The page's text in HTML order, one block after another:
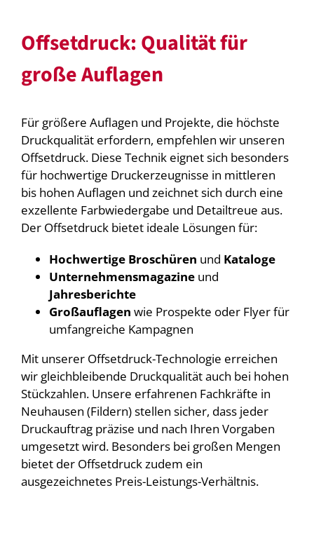
Offsetdruck: Qualität für
große Auflagen
Für größere Auflagen und Projekte, die höchste
Druckqualität erfordern, empfehlen wir unseren
Offsetdruck. Diese Technik eignet sich besonders
für hochwertige Druckerzeugnisse in mittleren
bis hohen Auflagen und zeichnet sich durch eine
exzellente Farbwiedergabe und Detailtreue aus.
Der Offsetdruck bietet ideale Lösungen für:
Hochwertige Broschüren und Kataloge
Unternehmensmagazineund
Jahresberichte
Großauflagen wie Prospekte oder Flyer für
umfangreiche Kampagnen
Mit unserer Offsetdruck-Technologie erreichen
wir gleichbleibende Druckqualität auch bei hohen
Stückzahlen. Unsere erfahrenen Fachkräfte in
Neuhausen (Fildern) stellen sicher, dass jeder
Druckauftrag präzise und nach Ihren Vorgaben
umgesetzt wird. Besonders bei großen Mengen
bietet der Offsetdruck zudem ein
ausgezeichnetes Preis-Leistungs-Verhältnis.